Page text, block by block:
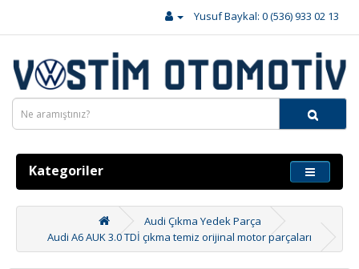
Yusuf Baykal: 0 (536) 933 02 13
Kategoriler
Audi Çıkma Yedek Parça
Audi A6 AUK 3.0 TDİ çıkma temiz orijinal motor parçaları